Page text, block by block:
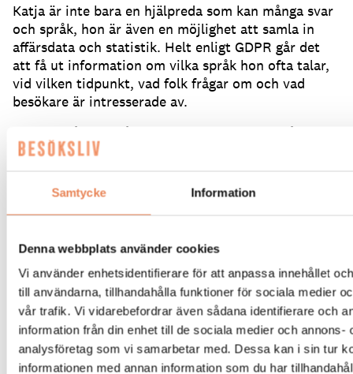
Samtycke Information
Denna webbplats använder cookies
Vi använder enhetsidentifierare för att anpassa innehållet
till användarna, tillhandahålla funktioner för sociala medier
vår trafik. Vi vidarebefordrar även sådana identifierare och
information från din enhet till de sociala medier och annons-
analysföretag som vi samarbetar med. Dessa kan i sin tur
informationen med annan information som du har
Katja är inte bara en hjälpreda som kan många svar
och språk, hon är även en möjlighet att samla in
affärsdata och statistik. Helt enligt GDPR går det
att få ut information om vilka språk hon ofta talar,
vid vilken tidpunkt, vad folk frågar om och vad
besökare är intresserade av.
– Det är sådana frågor som en receptionist får, men
som det är omöjligt att komma ihåg och föra
som rör sig hos besökare innan de kommer, innan
de fattar ett beslut eller när de är på plats.